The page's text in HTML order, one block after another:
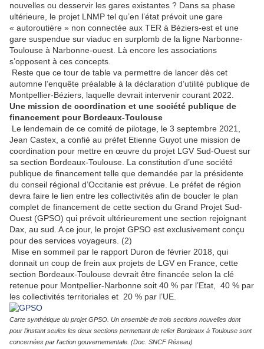
nouvelles ou desservir les gares existantes ? Dans sa phase
ultérieure, le projet LNMP tel qu’en l’état prévoit une gare
« autoroutière » non connectée aux TER à Béziers-est et une
gare suspendue sur viaduc en surplomb de la ligne Narbonne-
Toulouse à Narbonne-ouest. Là encore les associations
s’opposent à ces concepts.
Reste que ce tour de table va permettre de lancer dès cet
automne l’enquête préalable à la déclaration d’utilité publique de
Montpellier-Béziers, laquelle devrait intervenir courant 2022.
Une mission de coordination et une société publique de
financement pour Bordeaux-Toulouse
Le lendemain de ce comité de pilotage, le 3 septembre 2021,
Jean Castex, a confié au préfet Etienne Guyot une mission de
coordination pour mettre en œuvre du projet LGV Sud-Ouest sur
sa section Bordeaux-Toulouse. La constitution d’une société
publique de financement telle que demandée par la présidente
du conseil régional d’Occitanie est prévue. Le préfet de région
devra faire le lien entre les collectivités afin de boucler le plan
complet de financement de cette section du Grand Projet Sud-
Ouest (GPSO) qui prévoit ultérieurement une section rejoignant
Dax, au sud. A ce jour, le projet GPSO est exclusivement conçu
pour des services voyageurs. (2)
Mise en sommeil par le rapport Duron de février 2018, qui
donnait un coup de frein aux projets de LGV en France, cette
section Bordeaux-Toulouse devrait être financée selon la clé
retenue pour Montpellier-Narbonne soit 40 % par l’Etat, 40 % par
les collectivités territoriales et 20 % par l’UE.
Carte synthétique du projet GPSO. Un ensemble de trois sections nouvelles dont
pour l'instant seules les deux sections permettant de relier Bordeaux à Toulouse sont
concernées par l'action gouvernementale. (Doc. SNCF Réseau)